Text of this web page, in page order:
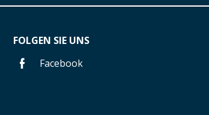
FOLGEN SIE UNS
Facebook